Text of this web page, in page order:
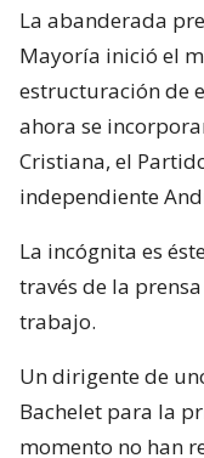
La abanderada
Mayoría inició el
estructuración de
ahora se
Cristiana, el
independiente
La incógnita es
través de la
trabajo.
Un dirigente de
Bachelet para la
momento no han